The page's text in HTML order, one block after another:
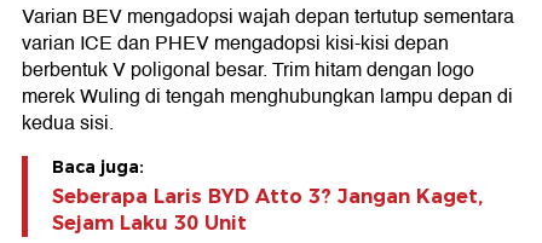
Varian BEV mengadopsi wajah depan tertutup sementara
varian ICE dan PHEV mengadopsi kisi-kisi depan
berbentuk V poligonal besar. Trim hitam dengan logo
merek Wuling di tengah menghubungkan lampu depan di
kedua sisi.
Baca juga:
Seberapa Laris BYD Atto 3? Jangan Kaget,
Sejam Laku 30 Unit